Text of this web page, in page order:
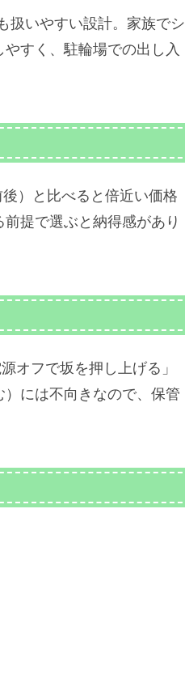
扱いやすい設計。家族でシ
すく、駐輪場での出し入
）と比べると倍近い価格
提で選ぶと納得感があり
オフで坂を押し上げる」
）には不向きなので、保管